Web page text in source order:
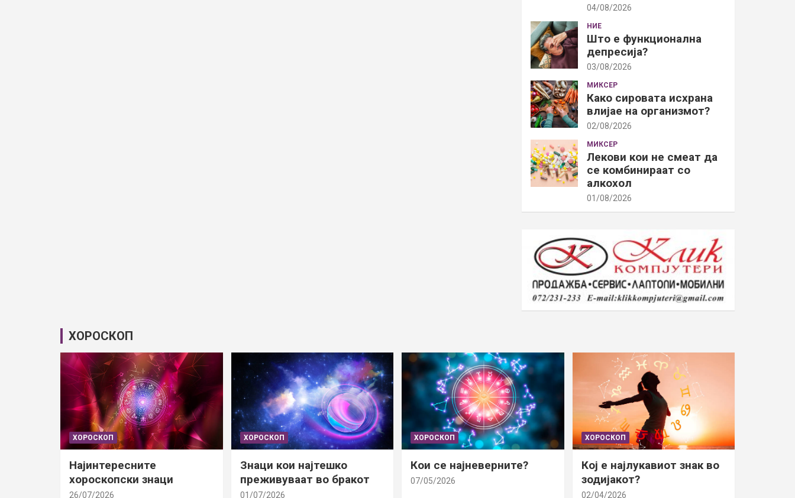
04/08/2026
НИЕ
Што е функционална
депресија?
03/08/2026
МИКСЕР
Како сировата исхрана
влијае на организмот?
02/08/2026
МИКСЕР
Лекови кои не смеат да
се комбинираат со
алкохол
01/08/2026
ХОРОСКОП
ХОРОСКОП
Најинтересните
хороскопски знаци
26/07/2026
ХОРОСКОП
Знаци кои најтешко
преживуваат во бракот
01/07/2026
ХОРОСКОП
Кои се најневерните?
07/05/2026
ХОРОСКОП
Кој е најлукавиот знак во
зодијакот?
02/04/2026